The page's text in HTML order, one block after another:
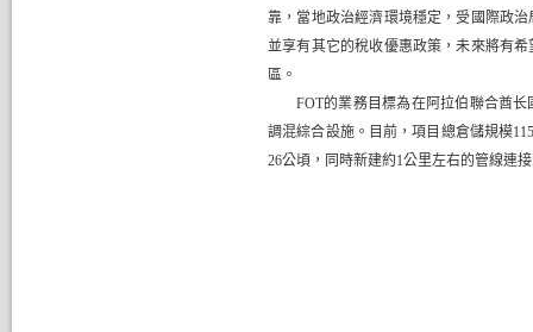
靠，當地政治經濟環境穩定，受國際政
並享有其它的稅收優惠政策，未來將有
區。
FOT的業務目標為在阿拉伯聯合酋
調混綜合設施。目前 ，項目總倉儲規模
26公頃，同時新建約1公里左右的管線連